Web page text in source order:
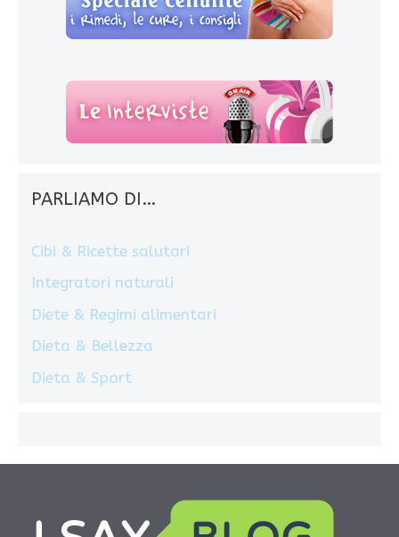
PARLIAMO DI…
Cibi & Ricette salutari
Integratori naturali
Diete & Regimi alimentari
Dieta & Bellezza
Dieta & Sport